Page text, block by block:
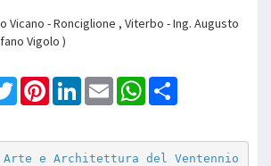
Vicano - Ronciglione , Viterbo - Ing. Augusto
Vigolo )
TwitterPinterestLinkedInEmail WhatsApp
Arte e Architettura del Ventennio